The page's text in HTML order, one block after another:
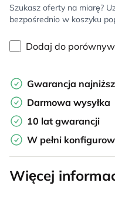
Szukasz oferty na miarę?
bezpośrednio w koszyku
Dodaj do
Gwarancja
Darmowa wysyłka
10 lat gwarancji
W pełni
Więcej